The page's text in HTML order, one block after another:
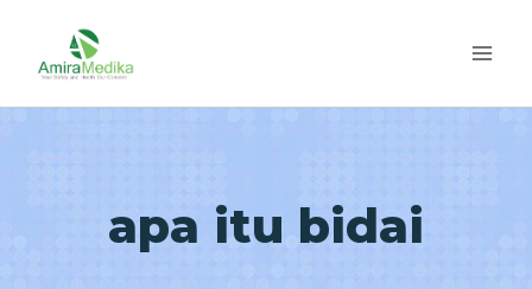
apa itu bidai